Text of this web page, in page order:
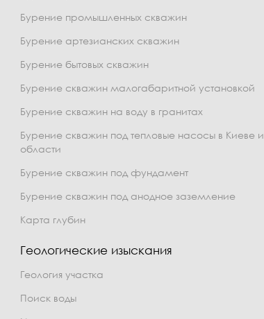
Бурение промышленных скважин
Бурение артезианских скважин
Бурение бытовых скважин
Бурение скважин малогабаритной установкой
Бурение скважин на воду в гранитах
Бурение скважин под тепловые насосы в Киеве и
области
Бурение скважин под фундамент
Бурение скважин под анодное заземление
Карта глубин
Геологические изыскания
Геология участка
Поиск воды